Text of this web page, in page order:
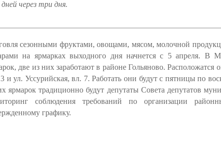
дней через три дня.
сезонными фруктами, овощами, мясом, молочной
на ярмарках выходного дня начнется с 5 апреля. В
две из них заработают в районе Гольяново. Расположатся
и ул. Уссурийская, вл. 7. Работать они будут с пятницы по
ярмарок традиционно будут депутаты Совета депутатов
соблюдения требований по организации
графику.